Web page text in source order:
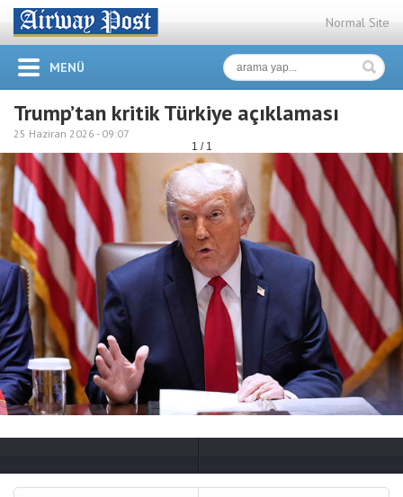
Normal Site
MENÜ
Trump’tan kritik Türkiye açıklaması
25 Haziran 2026 - 09:07
1 / 1